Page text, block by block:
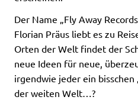
Der Name „Fly Away
Florian Präus liebt es zu
Orten der Welt findet der
neue Ideen für neue,
irgendwie jeder ein
der weiten Welt…?